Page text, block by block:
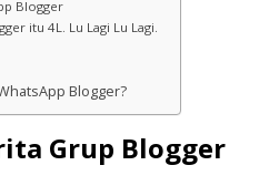
Blogger
itu 4L. Lu Lagi Lu Lagi.
Blogger?
Grup Blogger